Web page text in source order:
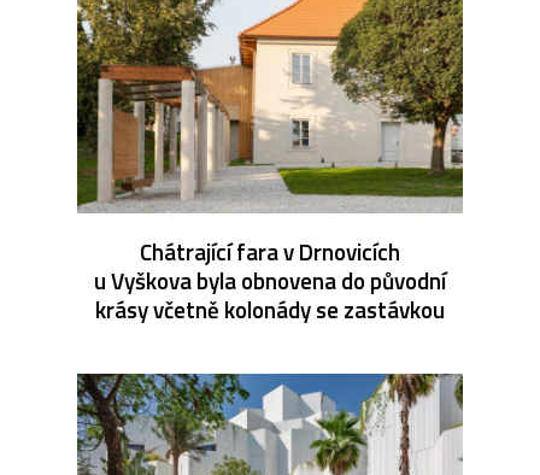
Chátrající fara v Drnovicích
u Vyškova byla obnovena do původní
krásy včetně kolonády se zastávkou